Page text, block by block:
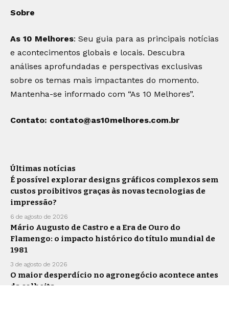
Sobre
As 10 Melhores: Seu guia para as principais notícias
e acontecimentos globais e locais. Descubra
análises aprofundadas e perspectivas exclusivas
sobre os temas mais impactantes do momento.
Mantenha-se informado com “As 10 Melhores”.
Contato: contato@as10melhores.com.br
Últimas notícias
É possível explorar designs gráficos complexos sem
custos proibitivos graças às novas tecnologias de
impressão?
6 de agosto de 2026
Mário Augusto de Castro e a Era de Ouro do
Flamengo: o impacto histórico do título mundial de
1981
3 de agosto de 2026
O maior desperdício no agronegócio acontece antes
da colheita